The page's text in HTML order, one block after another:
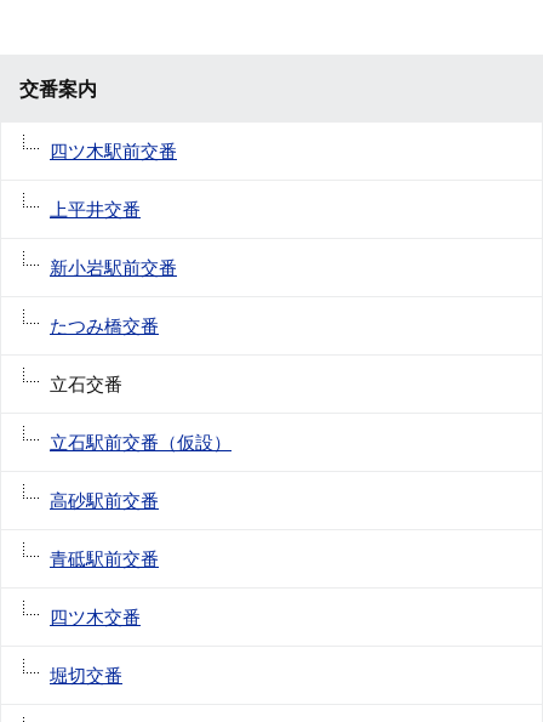
交番案内
四ツ木駅前交番
上平井交番
新小岩駅前交番
たつみ橋交番
立石交番
立石駅前交番（仮設）
高砂駅前交番
青砥駅前交番
四ツ木交番
堀切交番